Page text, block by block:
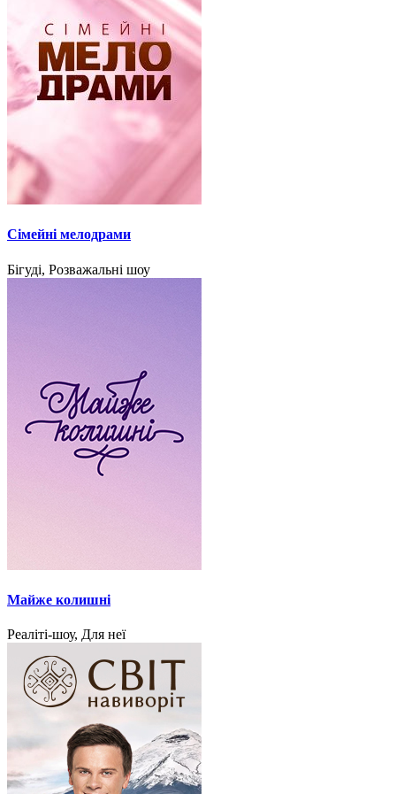
Сімейні мелодрами
Бігуді, Розважальні шоу
Майже колишні
Реаліті-шоу, Для неї